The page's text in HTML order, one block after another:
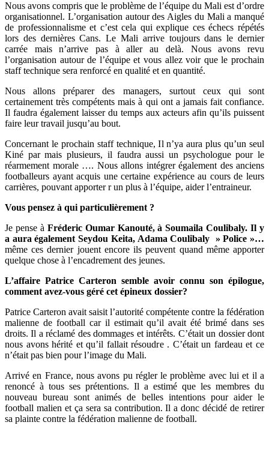
Nous avons compris que le problème de l’équipe du Mali est d’ordre
organisationnel. L’organisation autour des Aigles du Mali a manqué
de professionnalisme et c’est cela qui explique ces échecs répétés
lors des dernières Cans. Le Mali arrive toujours dans le dernier
carrée mais n’arrive pas à aller au delà. Nous avons revu
l’organisation autour de l’équipe et vous allez voir que le prochain
staff technique sera renforcé en qualité et en quantité.
Nous allons préparer des managers, surtout ceux qui sont
certainement très compétents mais à qui ont a jamais fait confiance.
Il faudra également laisser du temps aux acteurs afin qu’ils puissent
faire leur travail jusqu’au bout.
Concernant le prochain staff technique, Il n’ya aura plus qu’un seul
Kiné par mais plusieurs, il faudra aussi un psychologue pour le
réarmement morale …. Nous allons intégrer également des anciens
footballeurs ayant acquis une certaine expérience au cours de leurs
carrières, pouvant apporter r un plus à l’équipe, aider l’entraineur.
Vous pensez à qui particulièrement ?
Je pense à Fréderic Oumar Kanouté, à Soumaila Coulibaly. Il y
a aura également Seydou Keita, Adama Coulibaly » Police »…
même ces dernier jouent encore ils peuvent quand même apporter
quelque chose à l’encadrement des jeunes.
L’affaire Patrice Carteron semble avoir connu son épilogue,
comment avez-vous géré cet épineux dossier?
Patrice Carteron avait saisit l’autorité compétente contre la fédération
malienne de football car il estimait qu’il avait été brimé dans ses
droits. Il a réclamé des dommages et intérêts. C’était un dossier dont
nous avons hérité et qu’il fallait résoudre . C’était un fardeau et ce
n’était pas bien pour l’image du Mali.
Arrivé en France, nous avons pu régler le problème avec lui et il a
renoncé à tous ses prétentions. Il a estimé que les membres du
nouveau bureau sont animés de belles intentions pour aider le
football malien et ça sera sa contribution. Il a donc décidé de retirer
sa plainte contre la fédération malienne de football.